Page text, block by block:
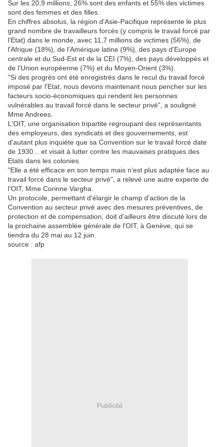
Sur les 20,9 millions, 26% sont des enfants et 55% des victimes
sont des femmes et des filles.
En chiffres absolus, la région d'Asie-Pacifique représente le plus
grand nombre de travailleurs forcés (y compris le travail forcé par
l'Etat) dans le monde, avec 11,7 millions de victimes (56%), de
l'Afrique (18%), de l'Amérique latine (9%), des pays d'Europe
centrale et du Sud-Est et de la CEI (7%), des pays développés et
de l'Union européenne (7%) et du Moyen-Orient (3%).
"Si des progrès ont été enregistrés dans le recul du travail forcé
imposé par l'Etat, nous devons maintenant nous pencher sur les
facteurs socio-économiques qui rendent les personnes
vulnérables au travail forcé dans le secteur privé", a souligné
Mme Andrees.
L'OIT, une organisation tripartite regroupant des représentants
des employeurs, des syndicats et des gouvernements, est
d'autant plus inquiète que sa Convention sur le travail forcé date
de 1930... et visait à lutter contre les mauvaises pratiques des
Etats dans les colonies.
"Elle a été efficace en son temps mais n'est plus adaptée face au
travail forcé dans le secteur privé", a relevé une autre experte de
l'OIT, Mme Corinne Vargha.
Un protocole, permettant d'élargir le champ d'action de la
Convention au secteur privé avec des mesures préventives, de
protection et de compensation, doit d'ailleurs être discuté lors de
la prochaine assemblée générale de l'OIT, à Genève, qui se
tiendra du 28 mai au 12 juin.
source : afp
Publicité